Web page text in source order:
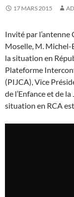
17 MARS 2015
Invité par l’antenne
Moselle, M.
la situation en
Plateforme
(PIJCA), Vice
de l’Enfance et de
situation en RCA